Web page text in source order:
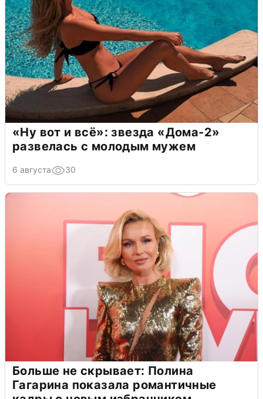
«Ну вот и всё»: звезда «Дома-2»
развелась с молодым мужем
6 августа 30
Больше не скрывает: Полина
Гагарина показала романтичные